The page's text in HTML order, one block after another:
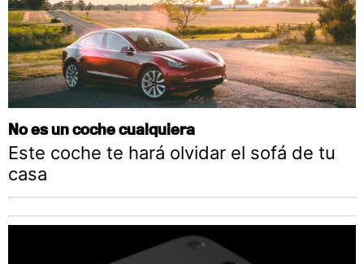
No es un coche cualquiera
Este coche te hará olvidar el sofá de tu
casa